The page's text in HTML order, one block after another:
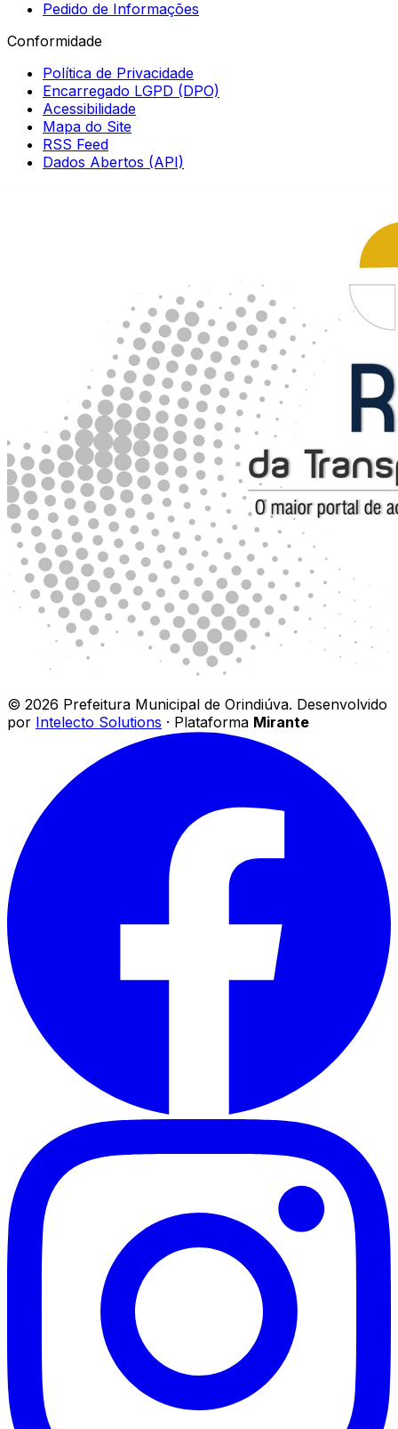
Pedido de Informações
Conformidade
Política de Privacidade
Encarregado LGPD (DPO)
Acessibilidade
Mapa do Site
RSS Feed
Dados Abertos (API)
© 2026 Prefeitura Municipal de Orindiúva. Desenvolvido
por Intelecto Solutions · Plataforma Mirante